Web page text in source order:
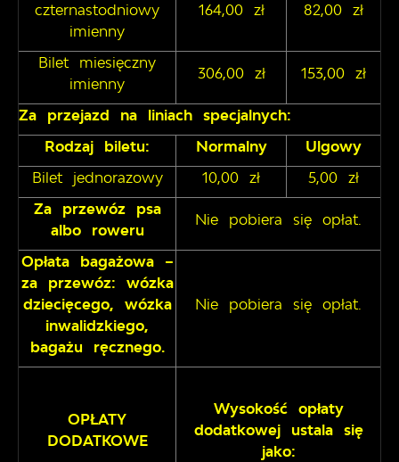
czternastodniowy
imienny
164,00 zł 82,00 zł
Bilet miesięczny
imienny
306,00 zł 153,00 zł
Za przejazd na liniach specjalnych:
Rodzaj biletu:
Normalny
Ulgowy
Bilet jednorazowy
10,00 zł
5,00 zł
Za przewóz psa
albo roweru
Nie pobiera się opłat.
Opłata bagażowa –
za przewóz: wózka
dziecięcego, wózka
inwalidzkiego,
bagażu ręcznego.
Nie pobiera się opłat.
OPŁATY
DODATKOWE
Wysokość opłaty
dodatkowej ustala się
jako: